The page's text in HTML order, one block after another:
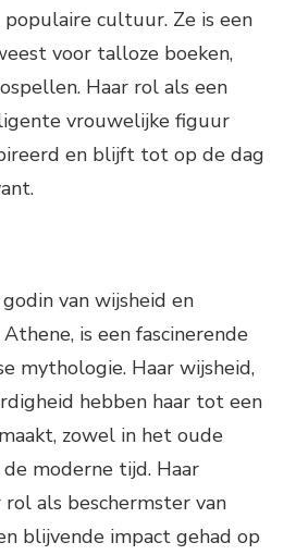
populaire cultuur. Ze is een
voor talloze boeken,
Haar rol als een
vrouwelijke figuur
en blijft tot op de dag
van wijsheid en
is een fascinerende
mythologie. Haar wijsheid,
hebben haar tot een
zowel in het oude
moderne tijd. Haar
als beschermster van
blijvende impact gehad op